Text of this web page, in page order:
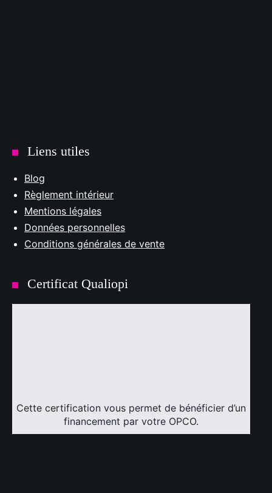
Liens utiles
Blog
Règlement intérieur
Mentions légales
Données personnelles
Conditions générales de vente
Certificat Qualiopi
Cette certification vous permet de bénéficier d’un
financement par votre OPCO.